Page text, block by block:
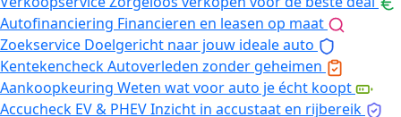
Autofinanciering Financieren en leasen op maat
Zoekservice Doelgericht naar jouw ideale auto
KentekencheckAutoverleden zonder geheimen
Aankoopkeuring Weten wat voor auto je écht koopt
Accucheck EV & PHEVInzicht in accustaat en rijbereik